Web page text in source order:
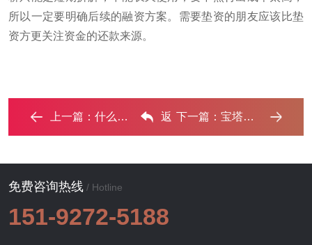
所以一定要明确后续的融资方案。需要垫资的朋友应该比垫
资方更关注资金的还款来源。
上一篇： 什么是过桥资金？宝塔过桥垫资的办理流程 ...‌ 返 下一篇：‌宝塔个人债务怎么整合到一个上面?‌
免费咨询热线 / Hotline
151-9272-5188